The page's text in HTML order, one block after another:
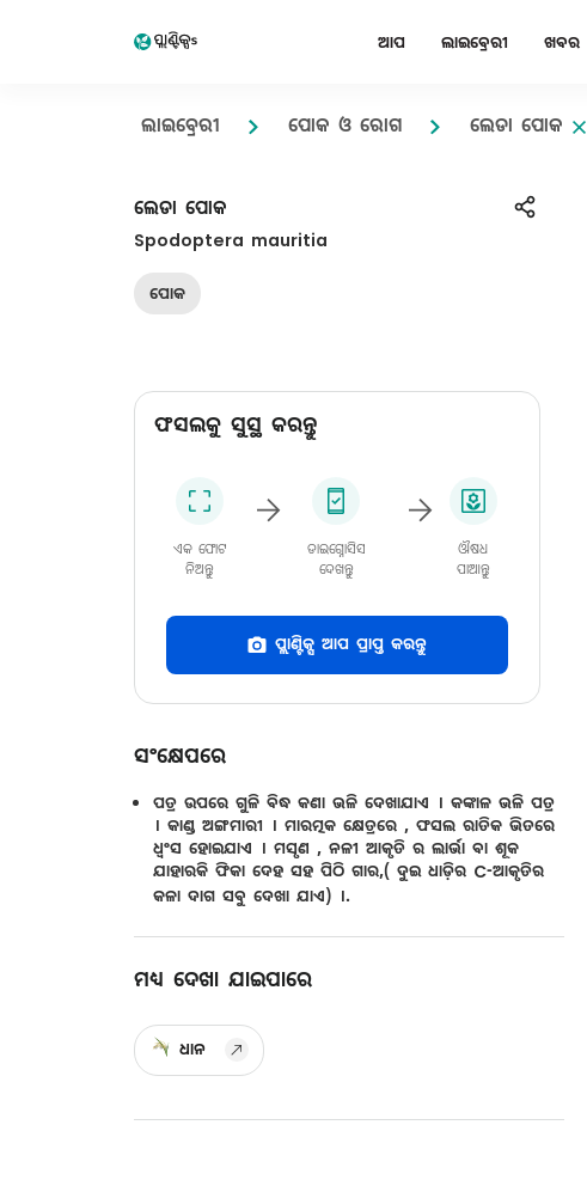
ଆପ ଲାଇବ୍ରେରୀ ଖବର
ଲାଇବ୍ରେରୀ ପୋକ ଓ ରୋଗ ଲେଡା ପୋକ
ଲେଡା ପୋକ
Spodoptera mauritia
ପୋକ
ଫସଲକୁ ସୁସ୍ଥ କରନ୍ତୁ
ଏକ ଫୋଟ
ନିଅନ୍ତୁ
ଡାଇଗ୍ନୋସିସ
ଦେଖନ୍ତୁ
ଔଷଧ
ପାଆନ୍ତୁ
ପ୍ଲାଣ୍ଟିକ୍ସ ଆପ ପ୍ରାପ୍ତ କରନ୍ତୁ
ସଂକ୍ଷେପରେ
ପତ୍ର ଉପରେ ଗୁଳି ବିଦ୍ଧ କଣା ଭଳି ଦେଖାଯାଏ । କଙ୍କାଳ ଭଳି ପତ୍ର
। କାଣ୍ଡ ଅଙ୍ଗମାରୀ । ମାରତ୍ମକ କ୍ଷେତ୍ରରେ , ଫସଲ ରାତିକ ଭିତରେ
ଧ୍ବଂସ ହୋଇଯାଏ । ମସୃଣ , ନଳୀ ଆକୃତି ର ଲାର୍ଭା ବା ଶୂକ
ଯାହାରକି ଫିକା ଦେହ ସହ ପିଠି ଗାର,( ଦୁଇ ଧାଡ଼ିର C-ଆକୃତିର
କଳା ଦାଗ ସବୁ ଦେଖା ଯାଏ) ।.
ମଧ୍ୟ ଦେଖା ଯାଇପାରେ
ଧାନ